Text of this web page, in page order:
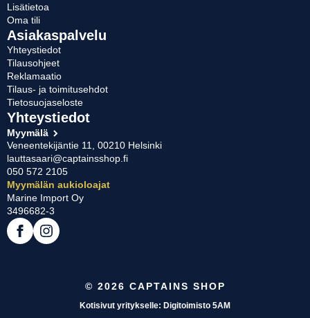
Lisätietoa
Oma tili
Asiakaspalvelu
Yhteystiedot
Tilausohjeet
Reklamaatio
Tilaus- ja toimitusehdot
Tietosuojaseloste
Yhteystiedot
Myymälä
Veneentekijäntie 11, 00210 Helsinki
lauttasaari@captainsshop.fi
050 572 2105
Myymälän aukioloajat
Marine Import Oy
3496682-3
© 2026 CAPTAINS SHOP
Kotisivut yritykselle: Digitoimisto 5AM